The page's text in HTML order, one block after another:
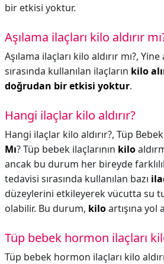
bir etkisi yoktur.
Aşılama ilaçları kilo aldırır
Aşılama ilaçları kilo aldırır mı?, Yine
sırasında kullanılan ilaçların kilo
doğrudan bir etkisi yoktur.
Hangi ilaçlar kilo aldırır?
Hangi ilaçlar kilo aldırır?, Tüp Bebek
Mı? Tüp bebek ilaçlarının kilo
ancak bu durum her bireyde
tedavisi sırasında kullanılan bazı
düzeylerini etkileyerek vücutta su
olabilir. Bu durum, kiloartışına yol
Tüp bebek hormon ilaçları
Tüp bebek hormon ilaçları kilo